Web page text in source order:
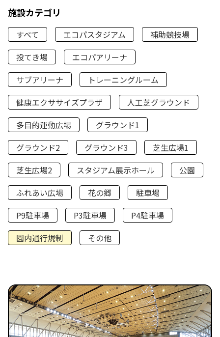
施設カテゴリ
すべて エコパスタジアム
補助競技場
投てき場
エコパアリーナ
サブアリーナ
トレーニングルーム
健康エクササイズプラザ
人工芝グラウンド
多目的運動広場
グラウンド1
グラウンド2
グラウンド3
芝生広場1
芝生広場2
スタジアム展示ホール
公園
ふれあい広場
花の郷
駐車場
P9駐車場
P3駐車場
P4駐車場
園内通行規制
その他